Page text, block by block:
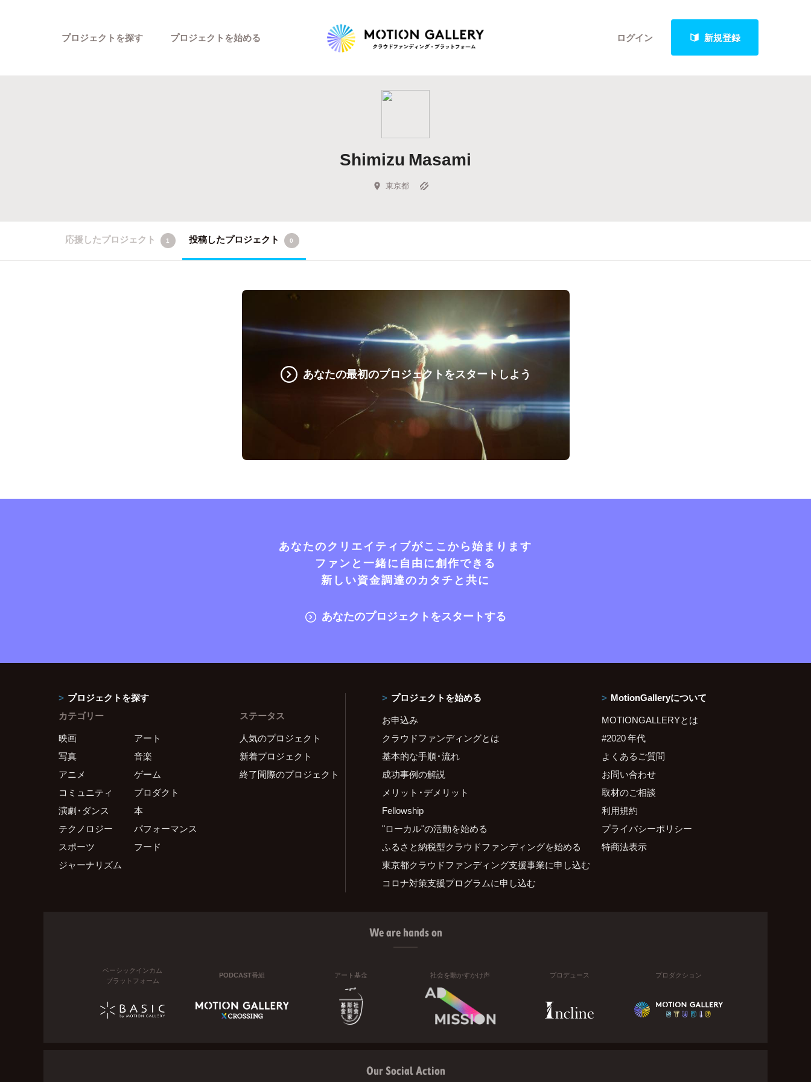
ログイン 新規登録
プロジェクトを探す
Highlight
Feature
キュレーターから探す
プロジェクトを始める
Shimizu Masami
東京都
応援したプロジェクト 1 投稿したプロジェクト 0
あなたの最初のプロジェクトをスタートしよう
あなたのクリエイティブがここから始まります
ファンと一緒に自由に創作できる
新しい資金調達のカタチと共に
あなたのプロジェクトをスタートする
プロジェクトを探す
カテゴリー
映画
アート
写真
音楽
アニメ
ゲーム
コミュニティ
プロダクト
演劇・ダンス
本
テクノロジー
パフォーマンス
スポーツ
フード
ジャーナリズム
ステータス
人気のプロジェクト
新着プロジェクト
終了間際のプロジェクト
プロジェクトを始める
お申込み
クラウドファンディングとは
基本的な手順・流れ
成功事例の解説
メリット・デメリット
Fellowship
"ローカル"の活動を始める
ふるさと納税型クラウドファンディングを始める
東京都クラウドファンディング支援事業に申し込む
コロナ対策支援プログラムに申し込む
MotionGalleryについて
MOTIONGALLERYとは
#2020 年代
よくあるご質問
お問い合わせ
取材のご相談
利用規約
プライバシーポリシー
特商法表示
We are hands on
ベーシックインカム
プラットフォーム
PODCAST番組 アート基金 社会を動かすかけ声 プロデュース プロダクション
Our Social Action